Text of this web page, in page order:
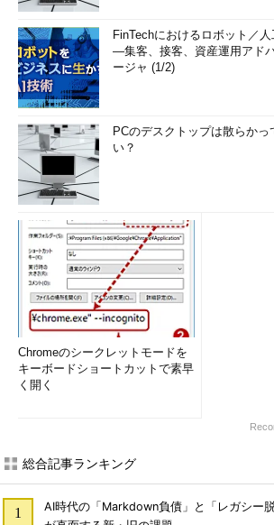
FinTechにおけるロボット／
―集客、接客、資産運用アド
ージャ (1/2)
PCのデスクトップは散らか
い？
Chromeのシークレットモードを
キーボードショートカットで素早
く開く
総合記事ランキング
AI時代の「Markdown負債」と「レガシー